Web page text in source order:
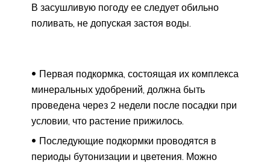
В засушливую погоду ее следует обильно
поливать, не допуская застоя воды.
Первая подкормка, состоящая их комплекса
минеральных удобрений, должна быть
проведена через 2 недели после посадки при
условии, что растение прижилось.
Последующие подкормки проводятся в
периоды бутонизации и цветения. Можно